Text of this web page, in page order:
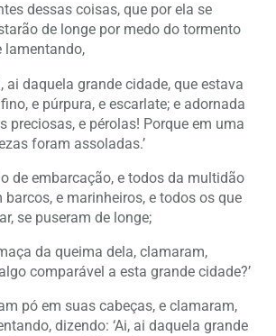
dessas coisas, que por ela se
de longe por medo do tormento
lamentando,
ai daquela grande cidade, que estava
e púrpura, e escarlate; e adornada
preciosas, e pérolas! Porque em uma
foram assoladas.’
de embarcação, e todos da multidão
barcos, e marinheiros, e todos os que
se puseram de longe;
da queima dela, clamaram,
comparável a esta grande cidade?’
pó em suas cabeças, e clamaram,
dizendo: ‘Ai, ai daquela grande